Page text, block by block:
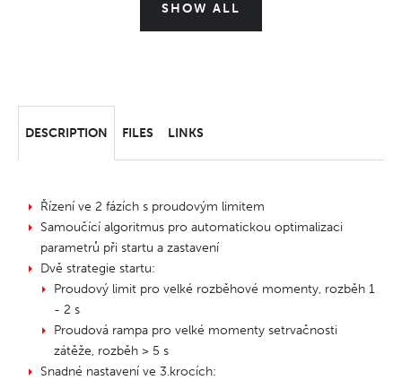
SHOW ALL
DESCRIPTION FILES LINKS
Řízení ve 2 fázích s proudovým limitem
Samoučící algoritmus pro automatickou optimalizaci
parametrů při startu a zastavení
Dvě strategie startu:
Proudový limit pro velké rozběhové momenty, rozběh 1
- 2 s
Proudová rampa pro velké momenty setrvačnosti
zátěže, rozběh > 5 s
Snadné nastavení ve 3.krocích: